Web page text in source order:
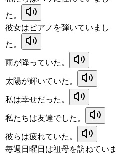
た。
彼女はピアノを弾いていまし
た。
雨が降っていた。
太陽が輝いていた。
私は幸せだった。
私たちは友達でした。
彼らは疲れていた。
毎週日曜日は祖母を訪ねていま